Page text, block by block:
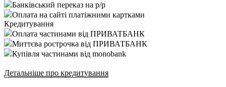
Банківський переказ на р/р
Оплата на сайті платіжними картками
Кредитування
Оплата частинами від ПРИВАТБАНК
Миттєва рострочка від ПРИВАТБАНК
Купівля частинами від monobank
Детальніше про кредитування